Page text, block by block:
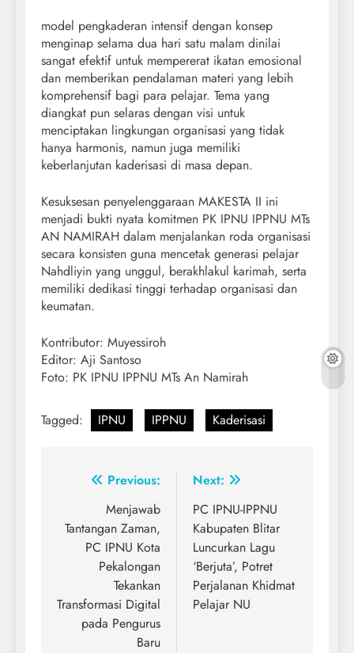
model pengkaderan intensif dengan konsep
menginap selama dua hari satu malam dinilai
sangat efektif untuk mempererat ikatan emosional
dan memberikan pendalaman materi yang lebih
komprehensif bagi para pelajar. Tema yang
diangkat pun selaras dengan visi untuk
menciptakan lingkungan organisasi yang tidak
hanya harmonis, namun juga memiliki
keberlanjutan kaderisasi di masa depan.
Kesuksesan penyelenggaraan MAKESTA II ini
menjadi bukti nyata komitmen PK IPNU IPPNU MTs
AN NAMIRAH dalam menjalankan roda organisasi
secara konsisten guna mencetak generasi pelajar
Nahdliyin yang unggul, berakhlakul karimah, serta
memiliki dedikasi tinggi terhadap organisasi dan
keumatan.
Kontributor: Muyessiroh
Editor: Aji Santoso
Foto: PK IPNU IPPNU MTs An Namirah
Tagged: IPNU IPPNU Kaderisasi
Post
navigation
Previous:
Menjawab
Tantangan Zaman,
PC IPNU Kota
Pekalongan
Tekankan
Transformasi Digital
pada Pengurus
Baru
Next:
PC IPNU-IPPNU
Kabupaten Blitar
Luncurkan Lagu
‘Berjuta’, Potret
Perjalanan Khidmat
Pelajar NU